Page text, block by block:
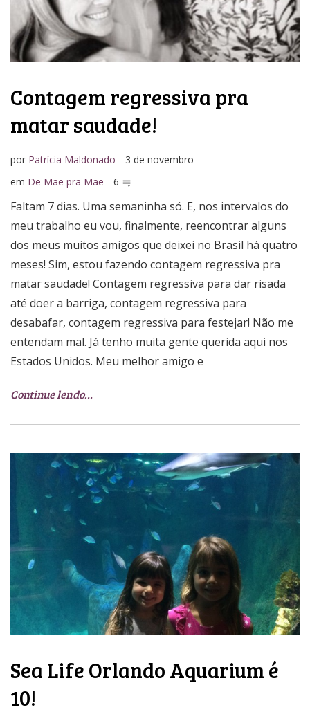
Contagem regressiva pra
matar saudade!
por Patrícia Maldonado
3 de novembro
em De Mãe pra Mãe 6
Faltam 7 dias. Uma semaninha só. E, nos intervalos do
meu trabalho eu vou, finalmente, reencontrar alguns
dos meus muitos amigos que deixei no Brasil há quatro
meses! Sim, estou fazendo contagem regressiva pra
matar saudade! Contagem regressiva para dar risada
até doer a barriga, contagem regressiva para
desabafar, contagem regressiva para festejar! Não me
entendam mal. Já tenho muita gente querida aqui nos
Estados Unidos. Meu melhor amigo e
Continue lendo…
Sea Life Orlando Aquarium é
10!